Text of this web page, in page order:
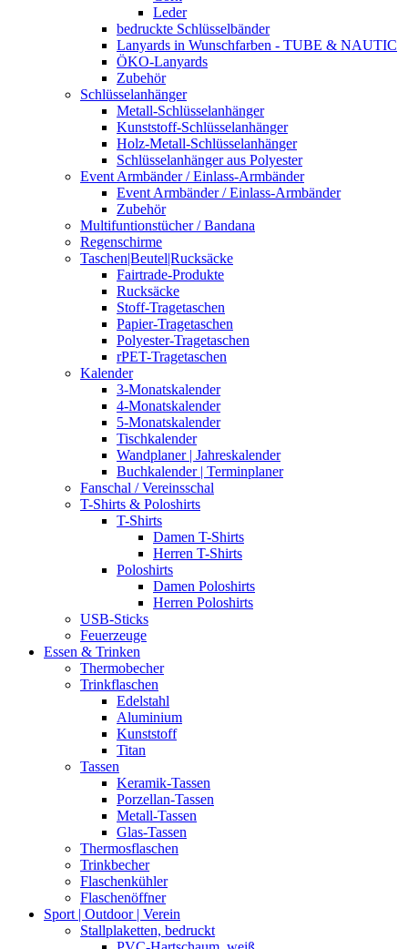
Leder
bedruckte Schlüsselbänder
Lanyards in Wunschfarben - TUBE & NAUTIC
ÖKO-Lanyards
Zubehör
Schlüsselanhänger
Metall-Schlüsselanhänger
Kunststoff-Schlüsselanhänger
Holz-Metall-Schlüsselanhänger
Schlüsselanhänger aus Polyester
Event Armbänder / Einlass-Armbänder
Event Armbänder / Einlass-Armbänder
Zubehör
Multifuntionstücher / Bandana
Regenschirme
Taschen|Beutel|Rucksäcke
Fairtrade-Produkte
Rucksäcke
Stoff-Tragetaschen
Papier-Tragetaschen
Polyester-Tragetaschen
rPET-Tragetaschen
Kalender
3-Monatskalender
4-Monatskalender
5-Monatskalender
Tischkalender
Wandplaner | Jahreskalender
Buchkalender | Terminplaner
Fanschal / Vereinsschal
T-Shirts & Poloshirts
T-Shirts
Damen T-Shirts
Herren T-Shirts
Poloshirts
Damen Poloshirts
Herren Poloshirts
USB-Sticks
Feuerzeuge
Essen & Trinken
Thermobecher
Trinkflaschen
Edelstahl
Aluminium
Kunststoff
Titan
Tassen
Keramik-Tassen
Porzellan-Tassen
Metall-Tassen
Glas-Tassen
Thermosflaschen
Trinkbecher
Flaschenkühler
Flaschenöffner
Sport | Outdoor | Verein
Stallplaketten,­ bedruckt